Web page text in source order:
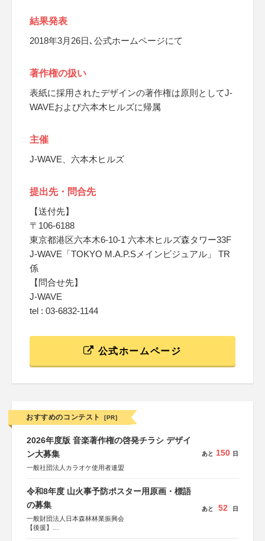
結果発表
2018年3月26日､公式ホームページにて
著作権の扱い
表紙に採用されたデザインの著作権は原則としてJ-
WAVEおよび六本木ヒルズに帰属
主催
J-WAVE、六本木ヒルズ
提出先・問合先
【送付先】
〒106-6188
東京都港区六本木6-10-1 六本木ヒルズ森タワー33F
J-WAVE「TOKYO M.A.P.Sメインビジュアル」 TR
係
【問合せ先】
J-WAVE
tel : 03-6832-1144
公式ホームページ
おすすめのコンテスト [PR]
2026年度版 音楽著作権の啓発チラシ デザイ
ン大募集
一般社団法人カラオケ使用者連盟
あと 150 日
令和8年度 山火事予防ポスター用原画・標語
の募集
一般財団法人日本森林林業振興会
【後援】
あと 52 日